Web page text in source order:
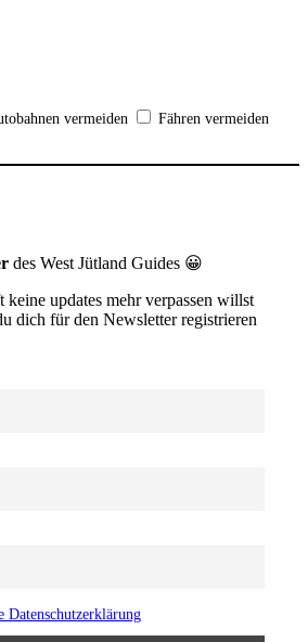
vermeiden Fähren vermeiden
des West Jütland Guides 😀
updates mehr verpassen willst
dich für den Newsletter registrieren
Datenschutzerklärung